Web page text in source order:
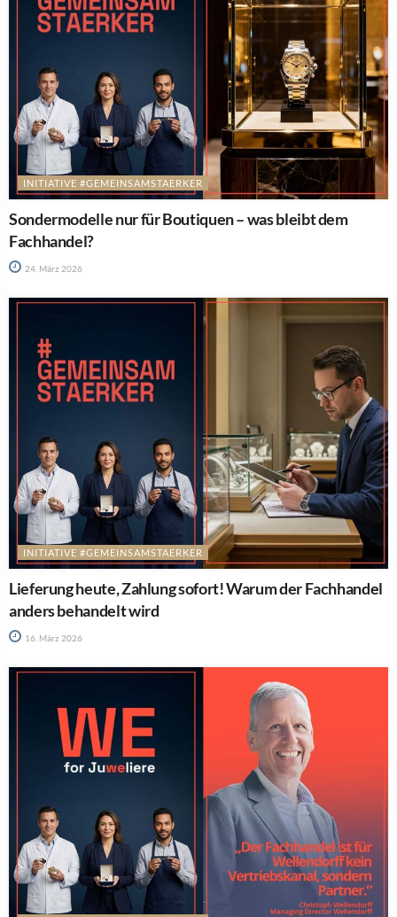
INITIATIVE #GEMEINSAMSTAERKER
Sondermodelle nur für Boutiquen – was bleibt dem
Fachhandel?
24. März 2026
INITIATIVE #GEMEINSAMSTAERKER
Lieferung heute, Zahlung sofort! Warum der Fachhandel
anders behandelt wird
16. März 2026